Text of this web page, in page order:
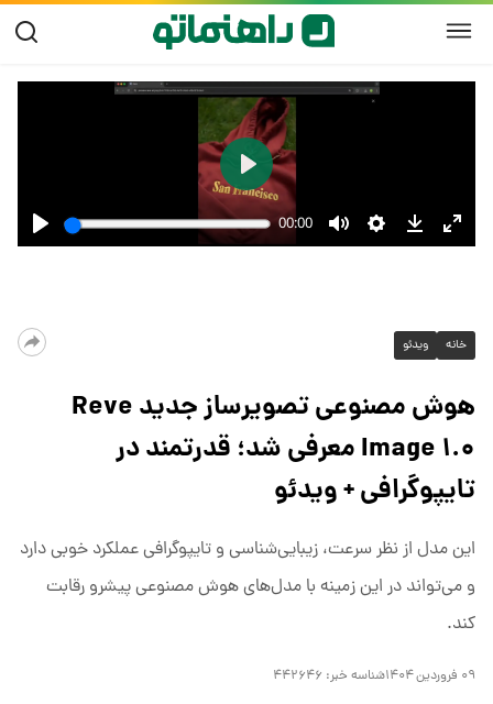
خانه ویدئو
هوش مصنوعی تصویرساز جدید Reve
Image ۱.۰ معرفی شد؛ قدرتمند در
تایپوگرافی + ویدئو
این مدل از نظر سرعت، زیبایی‌شناسی و تایپوگرافی عملکرد خوبی دارد
و می‌تواند در این زمینه با مدل‌های هوش مصنوعی پیشرو رقابت
کند.
۰۹ فروردین ۱۴۰۴ شناسه خبر: ۴۴۲۶۴۶